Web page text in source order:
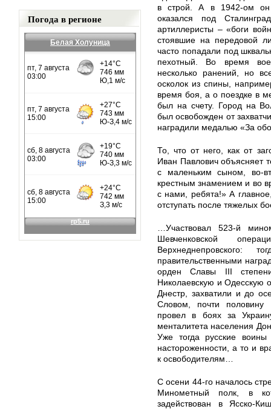
Погода в регионе
Белая Холуница
в строй. А в 1942-ом он
оказался под
артиллеристы – «боги
стоявшие на передовой
часто попадали под
пехотный. Во время
несколько ранений, но
осколок из спины,
время боя, а о поездке в
был на счету. Город на
был освобожден от
наградили медалью «За
То, что от него, как от
Иван Павлович объясняет
с маленьким сыном, во-
крестным знамением и во
с нами, ребята!» А
отступать после тяжелых
…Участвовал 523-й
Шевченковской
правительственными
орден Славы III
Николаевскую и Одесскую
Днестр, захватили и до
Словом, почти половину
провел в боях за
менталитета населения
Уже тогда русские
настороженности, а то и
к освободителям…
С осени 44-го началось
Минометный полк, в
задействован в Ясско-